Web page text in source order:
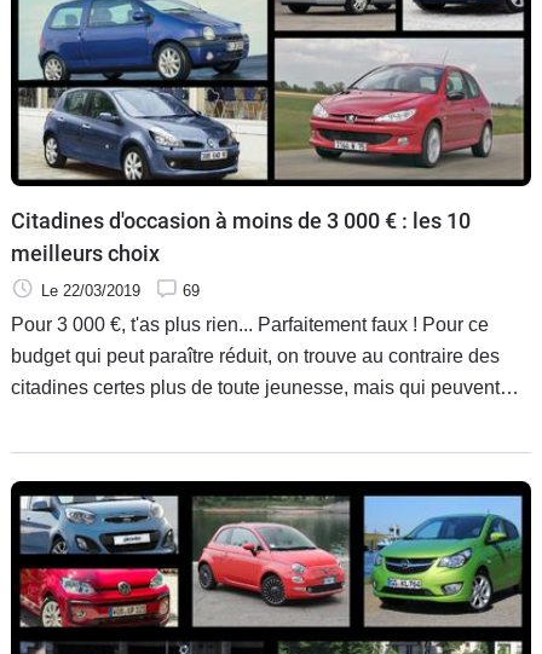
Citadines d'occasion à moins de 3 000 € : les 10
meilleurs choix
Le 22/03/2019 69
Pour 3 000 €, t'as plus rien... Parfaitement faux ! Pour ce
budget qui peut paraître réduit, on trouve au contraire des
citadines certes plus de toute jeunesse, mais qui peuvent
vous les meilleures d'entre elles.